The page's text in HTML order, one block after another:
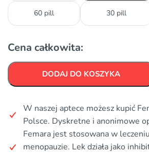
60 pill 30 pill
Cena całkowita:
DODAJ DO KOSZYKA
W naszej aptece możesz kupić
Polsce. Dyskretne i anonimowe
Femara jest stosowana w
menopauzie. Lek działa jako